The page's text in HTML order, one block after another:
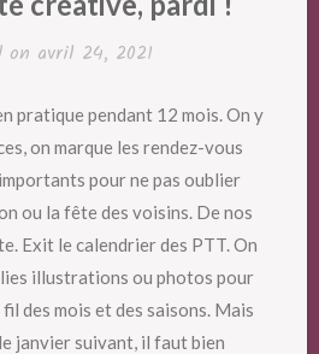
on avril 24, 2021
pratique pendant 12 mois. On y
on marque les rendez-vous
pour ne pas oublier
ou la fête des voisins. De nos
Exit le calendrier des PTT. On
illustrations ou photos pour
des mois et des saisons. Mais
janvier suivant, il faut bien